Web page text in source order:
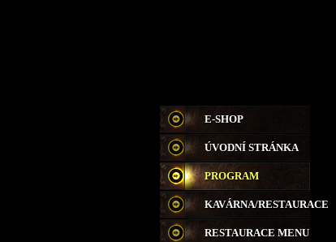
E-SHOP
ÚVODNÍ STRÁNKA
PROGRAM
KAVÁRNA/RESTAURACE
RESTAURACE MENU